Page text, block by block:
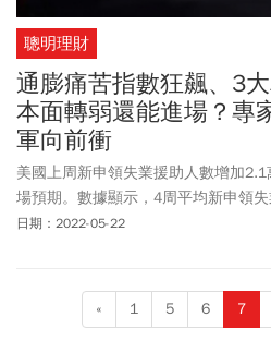
聰明理財
通膨痛苦指數狂飆、3
本面轉弱還能進場？專
軍向前衝
美國上周新申領失業援助人數增加
場預期。數據顯示，4周平均新申領
到19.95萬人；持續申領失業援助人
未來二次會議預期仍將維持升值趨勢
日期：2022-05-22
« 1 5 6 7